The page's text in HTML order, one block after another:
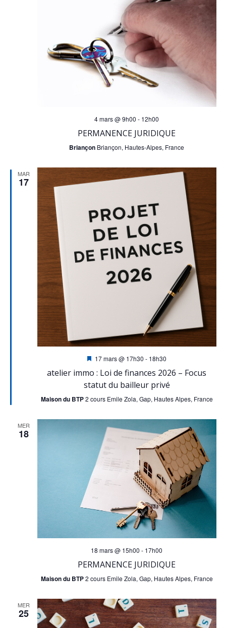
n
a
v
i
g
t
i
o
n
d
e
v
u
e
s
É
v
è
n
e
m
e
t
s
v
u
e
s
É
n
e
m
e
n
t
4 mars @ 9h00 - 12h00
PERMANENCE JURIDIQUE
Briançon Briançon, Hautes-Alpes, France
MAR
17
Mis
avant
17 mars @ 17h30 - 18h30
atelier immo : Loi de finances 2026 – Focus
statut du bailleur privé
Maison du BTP2 cours Emile Zola, Gap, Hautes Alpes, France
MER
18
18 mars @ 15h00 - 17h00
PERMANENCE JURIDIQUE
Maison du BTP2 cours Emile Zola, Gap, Hautes Alpes, France
MER
25